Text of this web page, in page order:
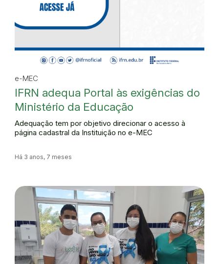
e-MEC
IFRN adequa Portal às exigências do
Ministério da Educação
Adequação tem por objetivo direcionar o acesso à
página cadastral da Instituição no e-MEC
Há 3 anos, 7 meses